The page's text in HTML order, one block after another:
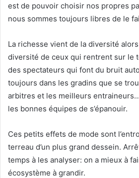
est de pouvoir choisir nos propres
nous sommes toujours libres de le
La richesse vient de la diversité
diversité de ceux qui rentrent sur le
des spectateurs qui font du bruit
toujours dans les gradins que se
arbitres et les meilleurs entraineurs…
les bonnes équipes de s’épanouir.
Ces petits effets de mode sont
terreau d’un plus grand dessein.
temps à les analyser: on a mieux à
écosystème à grandir.